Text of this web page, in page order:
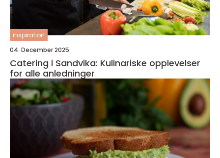
inspiration
04. December 2025
Catering i Sandvika: Kulinariske opplevelser
for alle anledninger